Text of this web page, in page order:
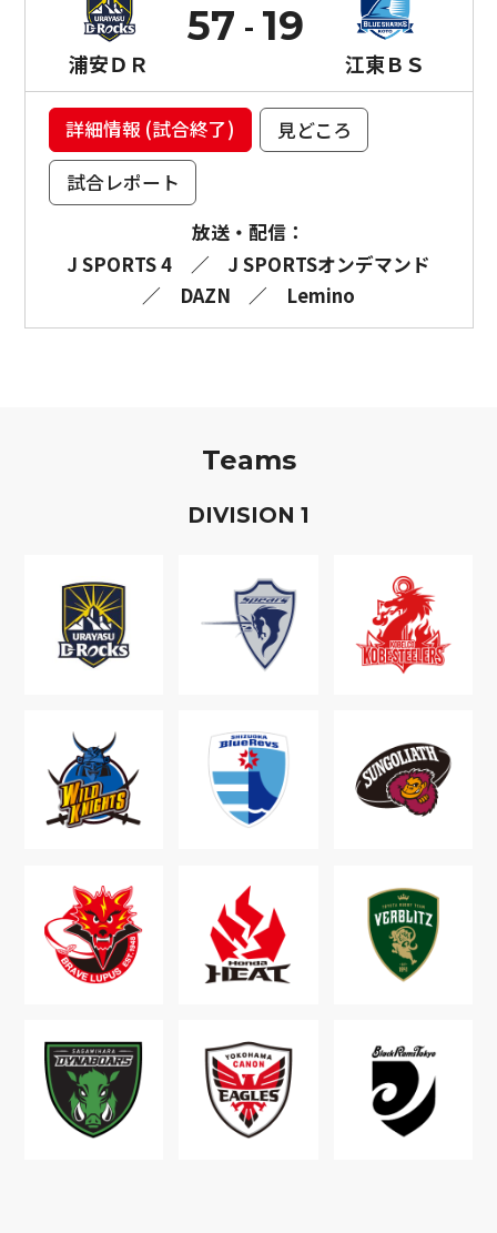
浦安ＤＲ
57
江東ＢＳ
19
詳細情報 (試合終了)
見どころ
試合レポート
放送・配信：
J SPORTS 4
／
J SPORTSオンデマンド
／
DAZN ／ Lemino
Teams
DIVISION 1